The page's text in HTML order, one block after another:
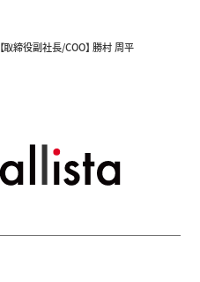
【取締役副社長/COO】 勝村 周平